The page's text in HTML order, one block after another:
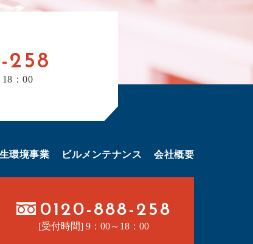
258
：00
環境事業 ビルメンテナンス 会社概要
0120-888-258
[受付時間] 9：00～18：00